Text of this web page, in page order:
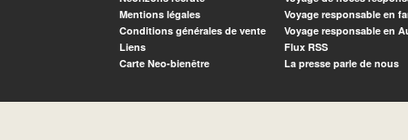
Mentions légales
Conditions générales de vente
Liens
Carte Neo-bienêtre
Voyage responsable en
Voyage responsable en
Flux RSS
La presse parle de nous